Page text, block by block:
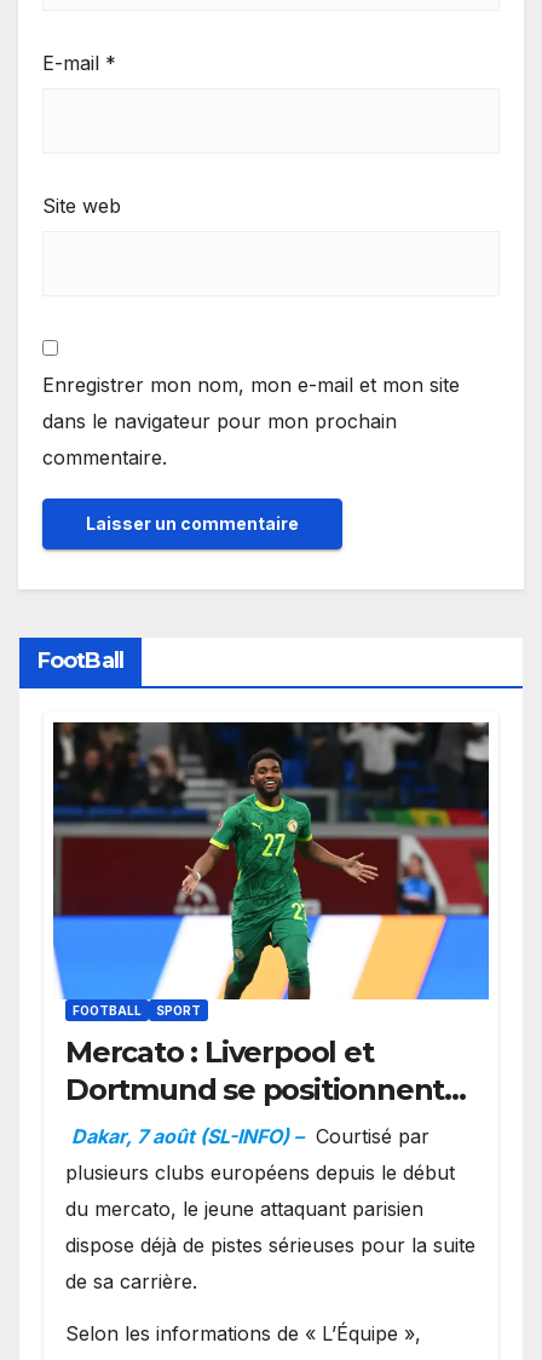
E-mail *
Site web
Enregistrer mon nom, mon e-mail et mon site
dans le navigateur pour mon prochain
commentaire.
FootBall
FOOTBALL SPORT
Mercato : Liverpool et
Dortmund se positionnent
en favoris pour recruter
Ibrahim Mbaye
Dakar, 7 août (SL-INFO) – Courtisé par
plusieurs clubs européens depuis le début
du mercato, le jeune attaquant parisien
dispose déjà de pistes sérieuses pour la suite
de sa carrière.
Selon les informations de « L’Équipe »,